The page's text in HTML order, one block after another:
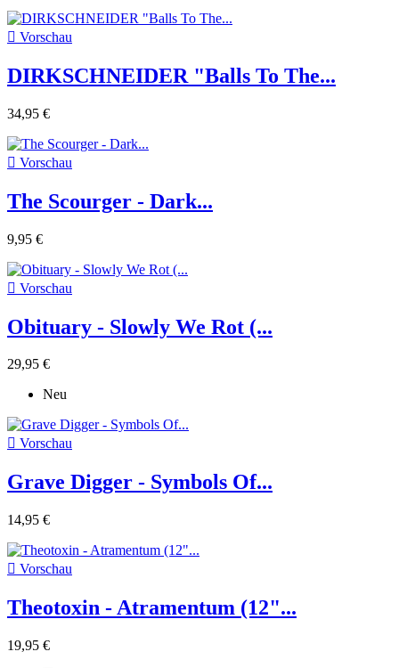
 Vorschau
DIRKSCHNEIDER "Balls To The...
34,95 €
 Vorschau
The Scourger - Dark...
9,95 €
 Vorschau
Obituary - Slowly We Rot (...
29,95 €
Neu
 Vorschau
Grave Digger - Symbols Of...
14,95 €
 Vorschau
Theotoxin - Atramentum (12"...
19,95 €